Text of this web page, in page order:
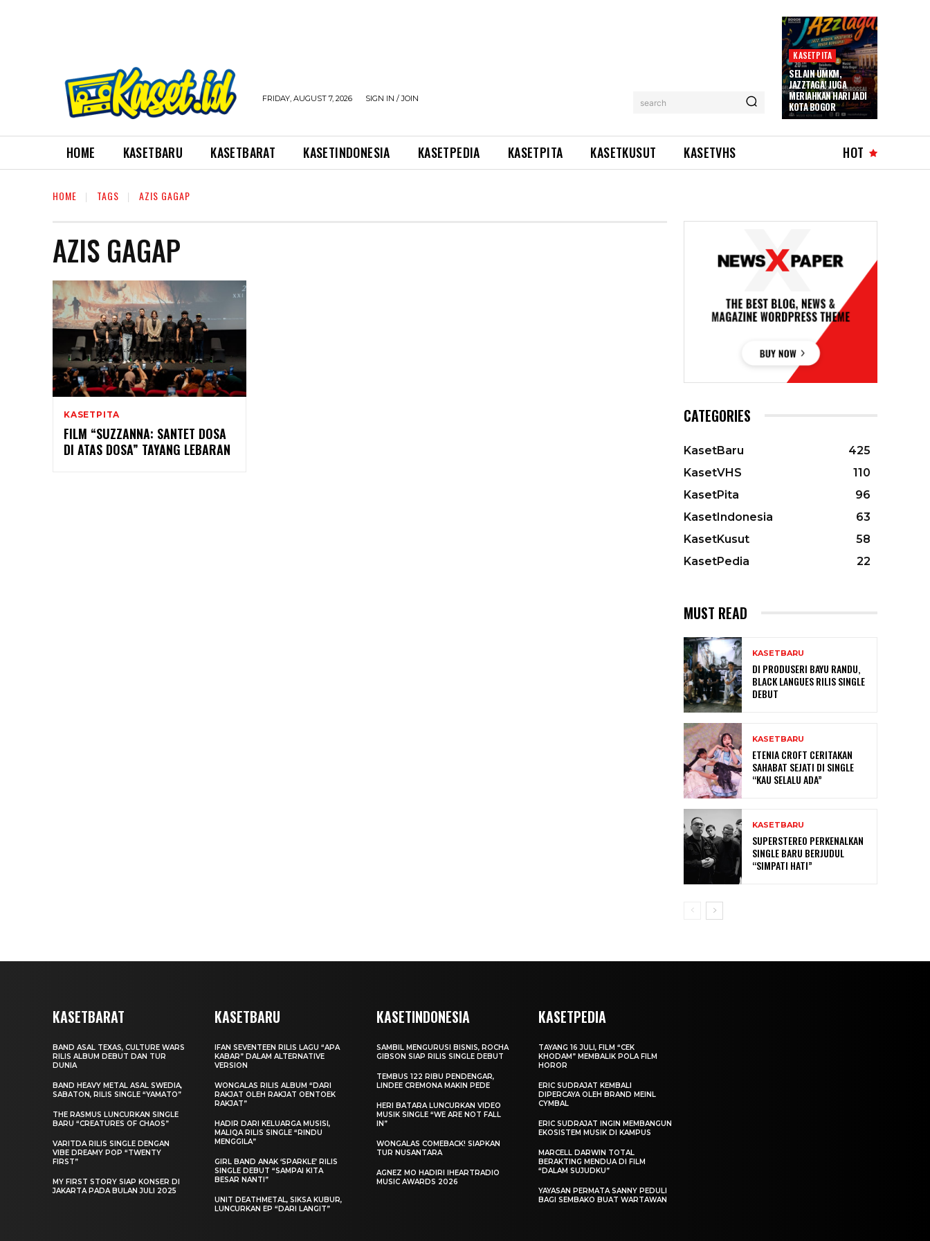
FRIDAY, AUGUST 7, 2026 SIGN IN / JOIN search
KASETPITA
SELAIN UMKM,
JAZZTAGA! JUGA
MERIAHKAN HARI JADI
KOTA BOGOR
HOME KASETBARU KASETBARAT KASETINDONESIA KASETPEDIA KASETPITA KASETKUSUT KASETVHS HOT
HOME TAGS AZIS GAGAP
AZIS GAGAP
KASETPITA
FILM “SUZZANNA: SANTET DOSA
DI ATAS DOSA” TAYANG LEBARAN
CATEGORIES
KasetBaru
425
KasetVHS
110
KasetPita
96
KasetIndonesia
63
KasetKusut
58
KasetPedia
22
MUST READ
KASETBARU
DI PRODUSERI BAYU RANDU,
BLACK LANGUES RILIS SINGLE
DEBUT
KASETBARU
ETENIA CROFT CERITAKAN
SAHABAT SEJATI DI SINGLE
“KAU SELALU ADA”
KASETBARU
SUPERSTEREO PERKENALKAN
SINGLE BARU BERJUDUL
“SIMPATI HATI”
KASETBARAT
BAND ASAL TEXAS, CULTURE WARS
RILIS ALBUM DEBUT DAN TUR
DUNIA
BAND HEAVY METAL ASAL SWEDIA,
SABATON, RILIS SINGLE “YAMATO”
THE RASMUS LUNCURKAN SINGLE
BARU “CREATURES OF CHAOS”
VARITDA RILIS SINGLE DENGAN
VIBE DREAMY POP “TWENTY
FIRST”
MY FIRST STORY SIAP KONSER DI
JAKARTA PADA BULAN JULI 2025
KASETBARU
IFAN SEVENTEEN RILIS LAGU “APA
KABAR” DALAM ALTERNATIVE
VERSION
WONGALAS RILIS ALBUM “DARI
RAKJAT OLEH RAKJAT OENTOEK
RAKJAT”
HADIR DARI KELUARGA MUSISI,
MALIQA RILIS SINGLE “RINDU
MENGGILA”
GIRL BAND ANAK ‘SPARKLE’ RILIS
SINGLE DEBUT “SAMPAI KITA
BESAR NANTI”
UNIT DEATHMETAL, SIKSA KUBUR,
LUNCURKAN EP “DARI LANGIT”
KASETINDONESIA
SAMBIL MENGURUSI BISNIS, ROCHA
GIBSON SIAP RILIS SINGLE DEBUT
TEMBUS 122 RIBU PENDENGAR,
LINDEE CREMONA MAKIN PEDE
HERI BATARA LUNCURKAN VIDEO
MUSIK SINGLE “WE ARE NOT FALL
IN”
WONGALAS COMEBACK! SIAPKAN
TUR NUSANTARA
AGNEZ MO HADIRI IHEARTRADIO
MUSIC AWARDS 2026
KASETPEDIA
TAYANG 16 JULI, FILM “CEK
KHODAM” MEMBALIK POLA FILM
HOROR
ERIC SUDRAJAT KEMBALI
DIPERCAYA OLEH BRAND MEINL
CYMBAL
ERIC SUDRAJAT INGIN MEMBANGUN
EKOSISTEM MUSIK DI KAMPUS
MARCELL DARWIN TOTAL
BERAKTING MENDUA DI FILM
“DALAM SUJUDKU”
YAYASAN PERMATA SANNY PEDULI
BAGI SEMBAKO BUAT WARTAWAN